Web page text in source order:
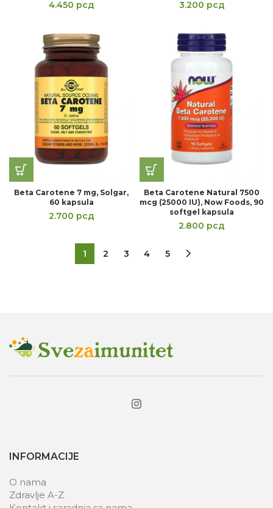
4.450 рсд 3.200 рсд
Beta Carotene 7 mg, Solgar,
60 kapsula
2.700 рсд
Beta Carotene Natural 7500
mcg (25000 IU), Now Foods, 90
softgel kapsula
2.800 рсд
1 2 3 4 5
INFORMACIJE
O nama
Zdravlje A-Z